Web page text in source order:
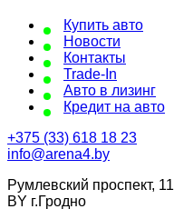
Купить авто
Новости
Контакты
Trade-In
Авто в лизинг
Кредит на авто
+375 (33) 618 18 23
info@arena4.by
Румлевский проспект, 11
BY г.Гродно